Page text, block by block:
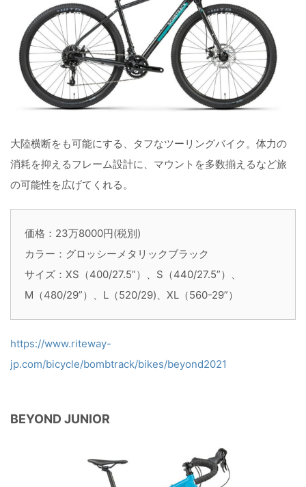
大陸横断をも可能にする、タフなツーリングバイク。体力の
消耗を抑えるフレーム設計に、マウントを多数揃えるなど旅
の可能性を広げてくれる。
価格：23万8000円(税別)
カラー：グロッシーメタリックブラック
サイズ：XS（400/27.5”）、S（440/27.5”）、
M（480/29”）、L（520/29)、XL（560-29”）
https://www.riteway-
jp.com/bicycle/bombtrack/bikes/beyond2021
BEYOND JUNIOR